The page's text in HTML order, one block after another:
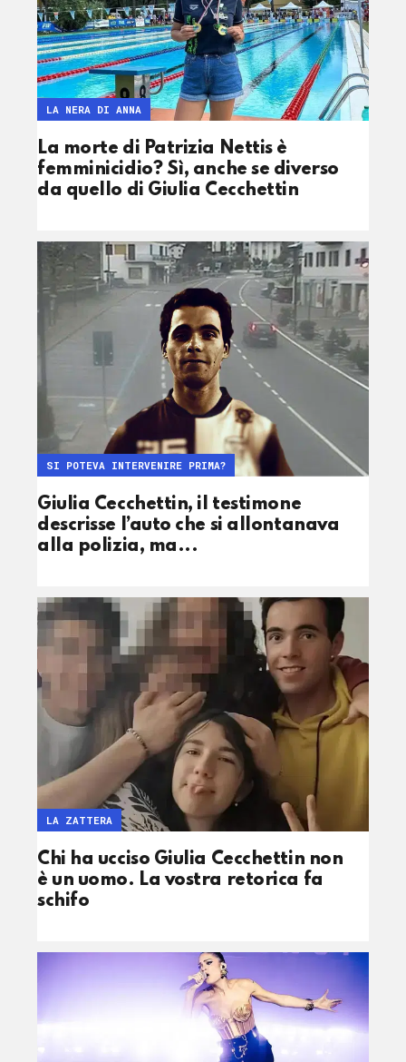
La morte di Patrizia Nettis è
femminicidio? Sì, anche se diverso
da quello di Giulia Cecchettin
LA NERA DI ANNA
Giulia Cecchettin, il testimone
descrisse l’auto che si allontanava
alla polizia, ma...
SI POTEVA INTERVENIRE PRIMA?
Chi ha ucciso Giulia Cecchettin non
è un uomo. La vostra retorica fa
schifo
LA ZATTERA